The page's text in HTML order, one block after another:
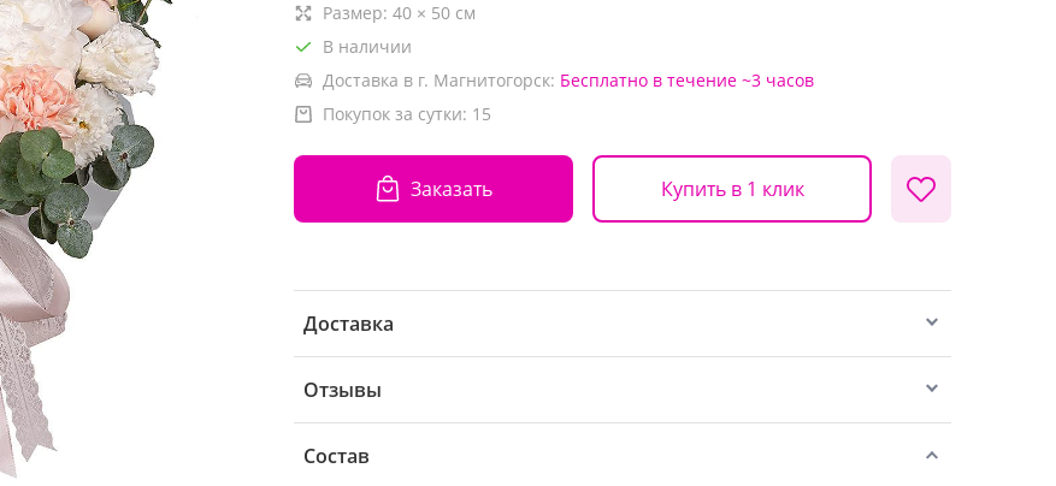
Размер: 40 × 50 см
В наличии
Доставка в г. Магнитогорск: Бесплатно в течение ~3 часов
Покупок за сутки: 15
Заказать Купить в 1 клик
Доставка
Отзывы
Состав